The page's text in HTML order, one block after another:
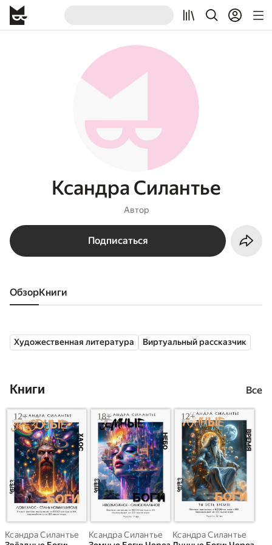
Ксандра Силантье
Автор
Подписаться
Обзор книги
Художественная литература Виртуальный рассказчик
Книги Все
Ксандра Силантье
Ксандра Силантье
Ксандра Силантье